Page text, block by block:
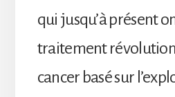
qui jusqu’à présent
traitement
cancer basé sur